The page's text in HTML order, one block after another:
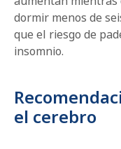
dormir menos de
que el riesgo de
insomnio.
el cerebro